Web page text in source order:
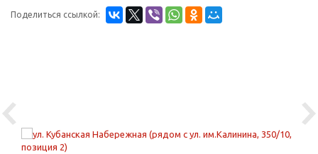
Поделиться ссылкой:
Previous